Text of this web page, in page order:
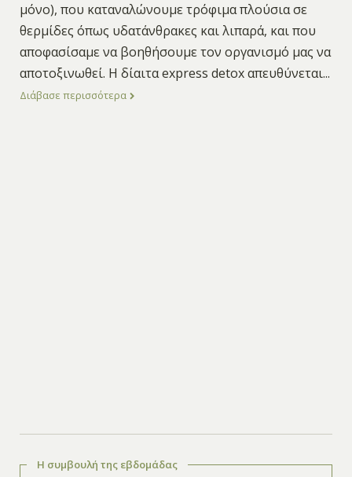
μόνο), που καταναλώνουμε τρόφιμα πλούσια σε
θερμίδες όπως υδατάνθρακες και λιπαρά, και που
αποφασίσαμε να βοηθήσουμε τον οργανισμό μας να
αποτοξινωθεί. Η δίαιτα express detox απευθύνεται...
Διάβασε περισσότερα
Η συμβουλή της εβδομάδας